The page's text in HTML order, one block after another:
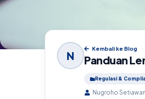
N Kembali ke Blog
Panduan
Regulasi &
Nugroho Setiawan